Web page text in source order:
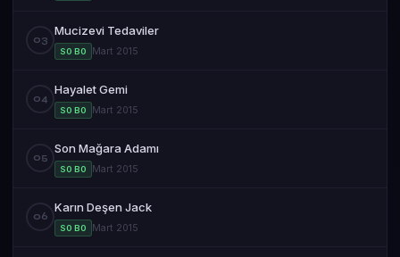
03
Mucizevi Tedaviler
S0 B0 Mart 2015
04
Hayalet Gemi
S0 B0 Mart 2015
05
Son Mağara Adamı
S0 B0 Mart 2015
06
Karın Deşen Jack
S0 B0 Mart 2015